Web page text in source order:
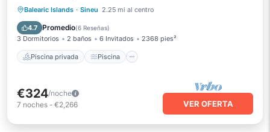
Balearic Islands · Sineu 2.25 mi al centro
4.7 Promedio(6 Reseñas)
3 Dormitorios 2 baños 6 Invitados 2368 pies²
Piscina privada Piscina
Piscina privada
Piscina
Balcón/Terraza
€324/noche
7 noches - €2,266 VER OFERTA